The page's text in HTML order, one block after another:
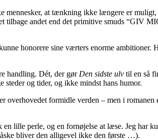
at tænkning ikke længere er
andet end det primitive smuds “GIV
honorere sine værters enorme
handling. Dét, der gør Den sidste ulv til en så
og tider, og ikke mindst hans humor.
formidle verden – men i
lille perle, og en fornøjelse at læse. Jeg har
bliver den alligevel ikke den første …).